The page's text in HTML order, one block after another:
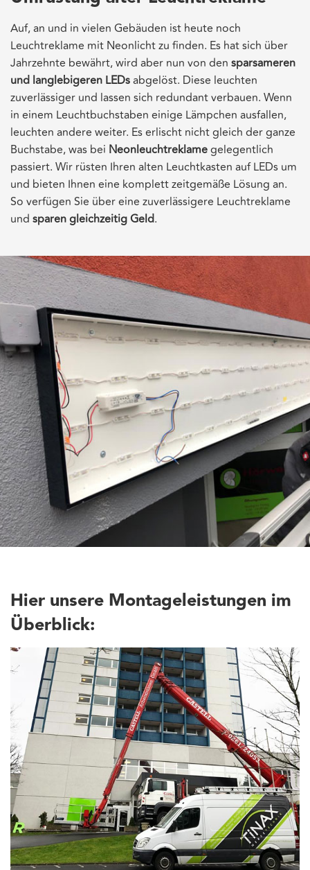
Auf, an und in vielen Gebäuden ist heute noch
Leuchtreklame mit Neonlicht zu finden. Es hat sich über
Jahrzehnte bewährt, wird aber nun von den sparsameren
und langlebigeren LEDsabgelöst. Diese leuchten
zuverlässiger und lassen sich redundant verbauen. Wenn
in einem Leuchtbuchstaben einige Lämpchen ausfallen,
leuchten andere weiter. Es erlischt nicht gleich der ganze
Buchstabe, was bei Neonleuchtreklamegelegentlich
passiert. Wir rüsten Ihren alten Leuchtkasten auf LEDs um
und bieten Ihnen eine komplett zeitgemäße Lösung an.
So verfügen Sie über eine zuverlässigere Leuchtreklame
und sparen gleichzeitig Geld.
Hier unsere Montageleistungen im
Überblick: